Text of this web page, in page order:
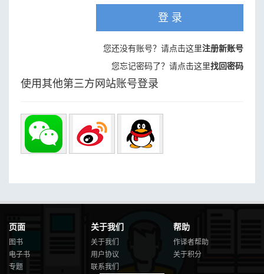
登 录
您还没有账号？请点击这里注册新账号
您忘记密码了？请点击这里找回密码
使用其他第三方网站账号登录
页面
图书
电子书
专题
关于我们
关于我们
用户协议
联系我们
帮助
作译者帮助
关于积分